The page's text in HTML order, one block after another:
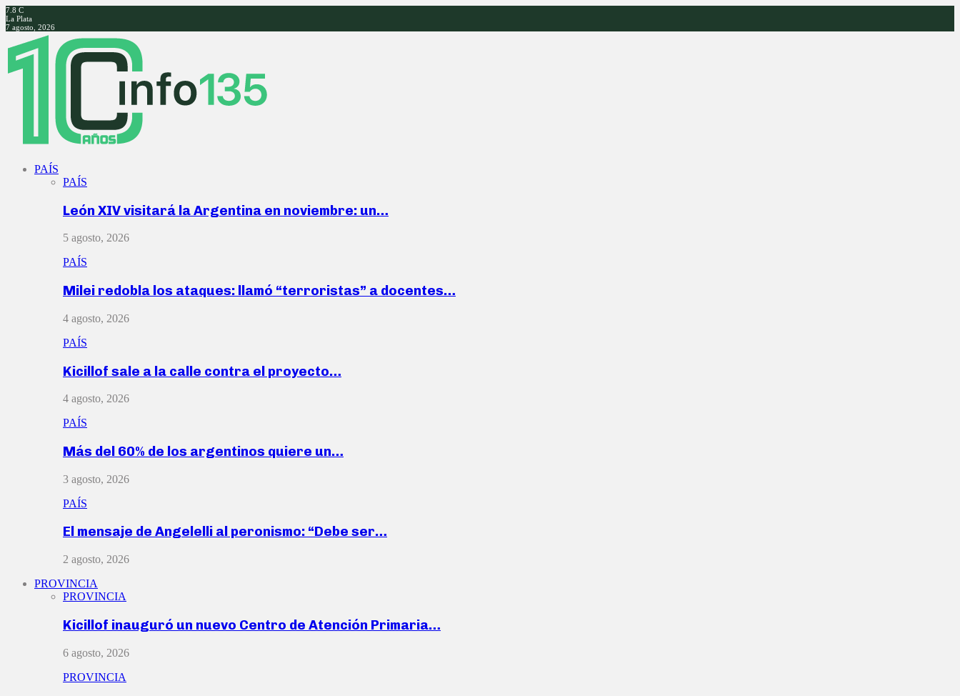
7.8 C
La Plata
7 agosto, 2026
Facebook
Twitter
Instagram
Youtube
PAÍS
PAÍS
León XIV visitará la Argentina en noviembre: un…
5 agosto, 2026
PAÍS
Milei redobla los ataques: llamó “terroristas” a docentes…
4 agosto, 2026
PAÍS
Kicillof sale a la calle contra el proyecto…
4 agosto, 2026
PAÍS
Más del 60% de los argentinos quiere un…
3 agosto, 2026
PAÍS
El mensaje de Angelelli al peronismo: “Debe ser…
2 agosto, 2026
PROVINCIA
PROVINCIA
Kicillof inauguró un nuevo Centro de Atención Primaria…
6 agosto, 2026
PROVINCIA